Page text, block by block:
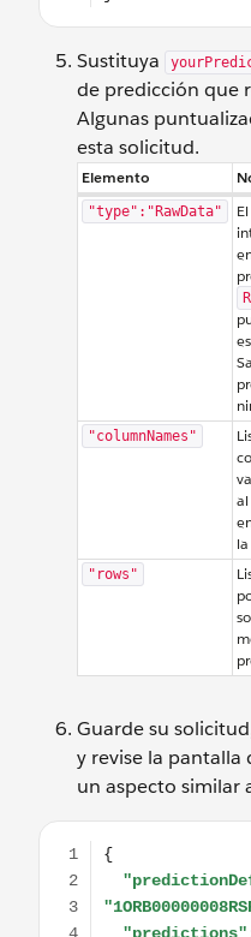
Sustituya
de predicción que
Algunas
esta solicitud.
Elemento
"type":"RawData"
"columnNames"
"rows"
Guarde su
y revise la pantalla
un aspecto similar
{